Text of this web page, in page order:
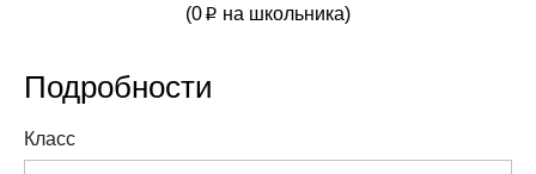
(0 p на школьника)
Подробности
Класс